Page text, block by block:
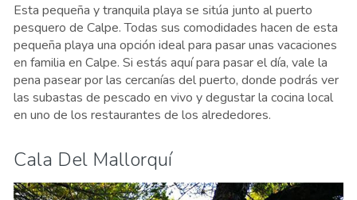
Esta pequeña y tranquila playa se sitúa junto al puerto
pesquero de Calpe. Todas sus comodidades hacen de esta
pequeña playa una opción ideal para pasar unas vacaciones
en familia en Calpe. Si estás aquí para pasar el día, vale la
pena pasear por las cercanías del puerto, donde podrás ver
las subastas de pescado en vivo y degustar la cocina local
en uno de los restaurantes de los alrededores.
Cala Del Mallorquí